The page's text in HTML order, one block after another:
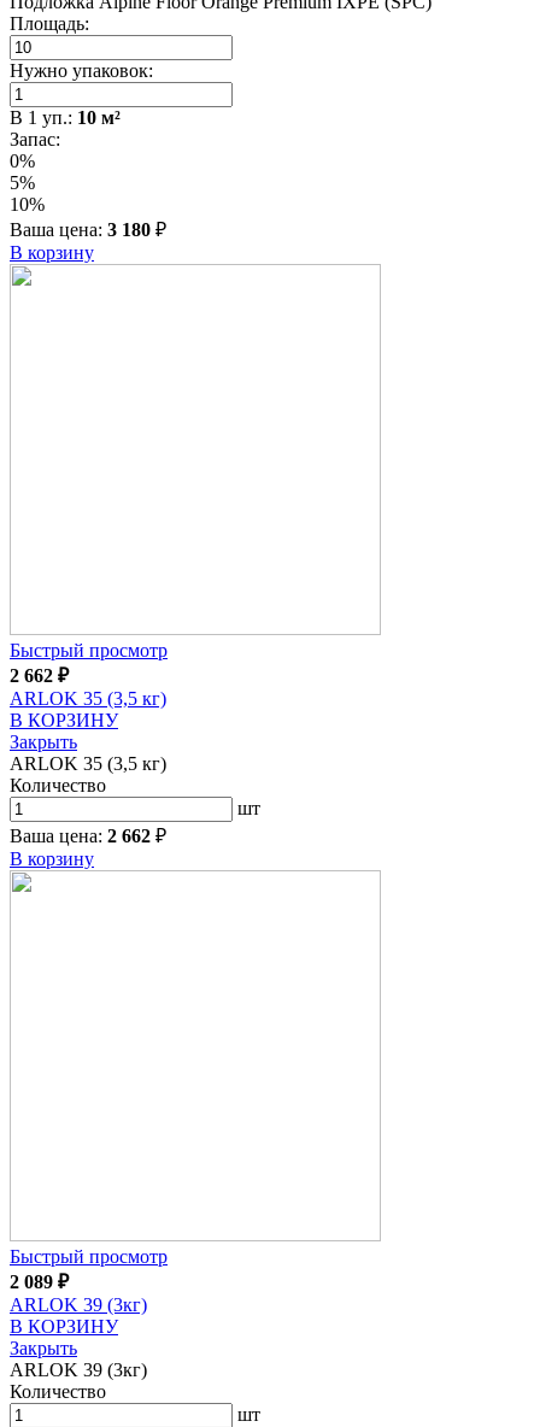
Площадь:
Нужно упаковок:
В 1 уп.: 10 м²
Запас:
0%
5%
10%
Ваша цена: 3 180 ₽
В корзину
Быстрый просмотр
2 662 ₽
ARLOK 35 (3,5 кг)
В КОРЗИНУ
Закрыть
ARLOK 35 (3,5 кг)
Количество
шт
Ваша цена: 2 662 ₽
В корзину
Быстрый просмотр
2 089 ₽
ARLOK 39 (3кг)
В КОРЗИНУ
Закрыть
ARLOK 39 (3кг)
Количество
шт